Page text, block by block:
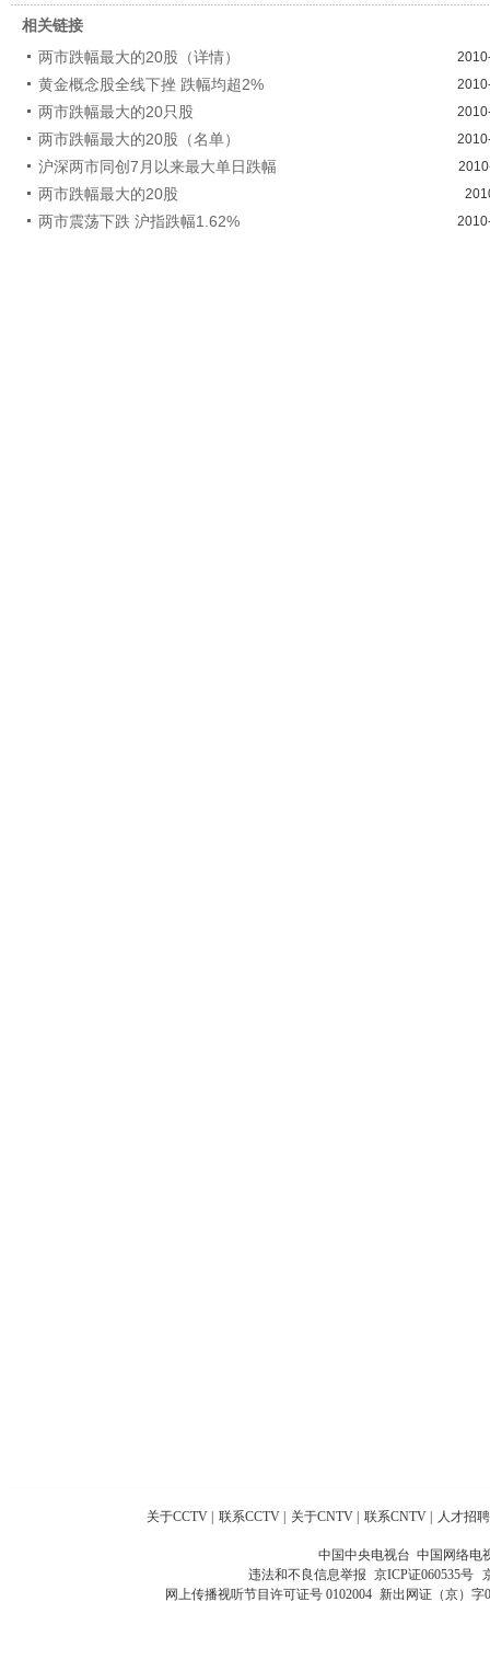
相关链接
两市跌幅最大的20股（详情）
黄金概念股全线下挫 跌幅均超2%
两市跌幅最大的20只股
两市跌幅最大的20股（名单）
沪深两市同创7月以来最大单日跌幅
两市跌幅最大的20股
两市震荡下跌 沪指跌幅1.62%
关于CCTV 联系CCTV 关于CNTV 联系CNTV 人才招聘
中国中央电视台 中国网络电
违法和不良信息举报 京ICP证060535号
网上传播视听节目许可证号 0102004 新出网证（京）